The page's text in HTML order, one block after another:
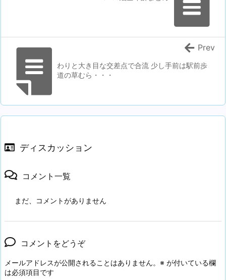
わりと大き目な交差点で合流 少し手前は駅前歩
道の草むら・・・
Prev
ディスカッション
コメント一覧
まだ、コメントがありません
コメントをどうぞ
メールアドレスが公開されることはありません。 ※ が付いている欄
は必須項目です